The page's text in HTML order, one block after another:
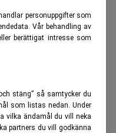
personuppgifter som
Vår behandling av
berättigat intresse som
stäng” så samtycker du
som listas nedan. Under
vilka ändamål du vill neka
partners du vill godkänna
enligt